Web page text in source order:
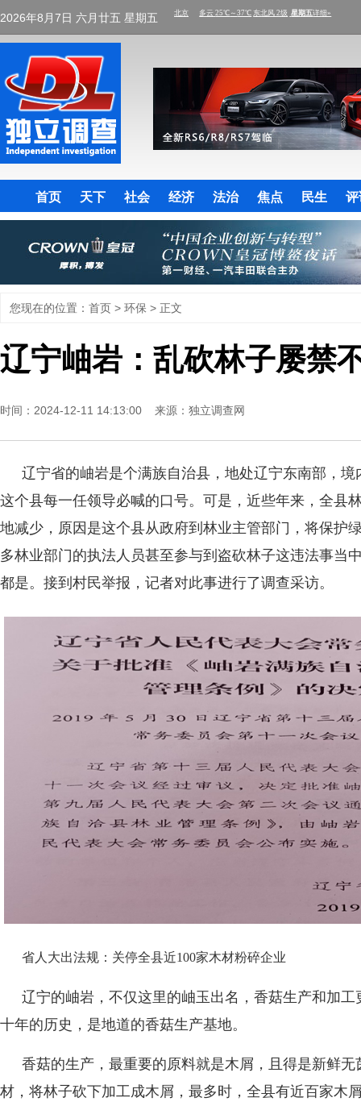
2026年8月7日 六月廿五 星期五
首页 天下 社会 经济 法治 焦点 民生
您现在的位置： 首页 > 环保 > 正文
辽宁岫岩：乱砍林子屡禁
时间：2024-12-11 14:13:00 来源： 独立调查网
辽宁省的岫岩是个满族自治县，地处辽宁东南部，
这个县每一任领导必喊的口号。可是，近些年来，全县
地减少，原因是这个县从政府到林业主管部门，将保护
多林业部门的执法人员甚至参与到盗砍林子这违法事当
都是。接到村民举报，记者对此事进行了调查采访。
省人大出法规：关停全县近100家木材粉碎企业
辽宁的岫岩，不仅这里的岫玉出名，香菇生产和加
十年的历史，是地道的香菇生产基地。
香菇的生产，最重要的原料就是木屑，且得是新鲜
材，将林子砍下加工成木屑，最多时，全县有近百家木